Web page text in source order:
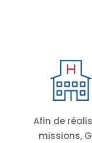
Afin de
missions,